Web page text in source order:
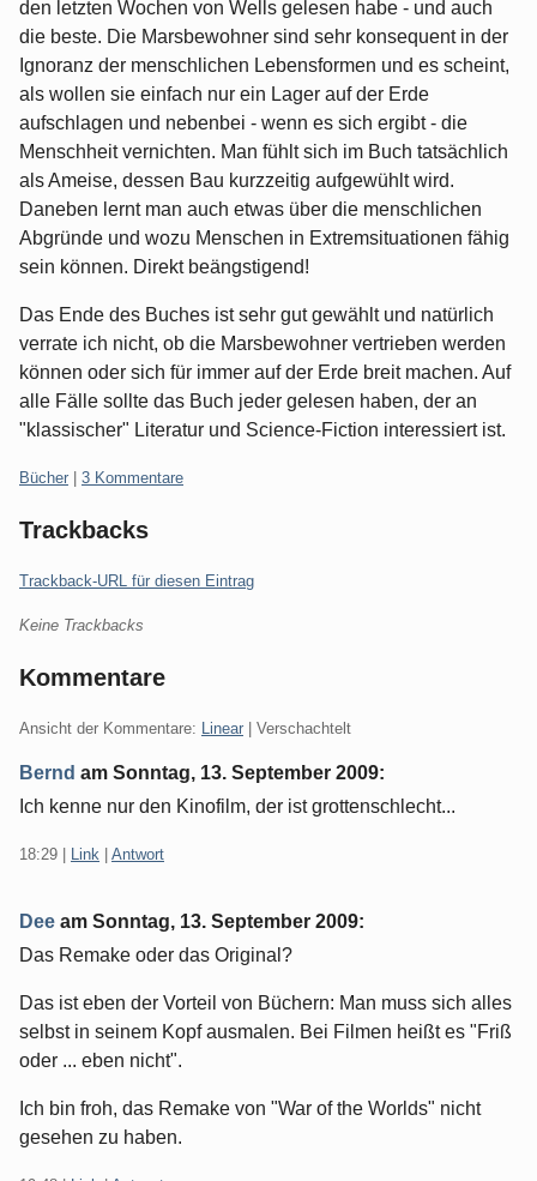
den letzten Wochen von Wells gelesen habe - und auch
die beste. Die Marsbewohner sind sehr konsequent in der
Ignoranz der menschlichen Lebensformen und es scheint,
als wollen sie einfach nur ein Lager auf der Erde
aufschlagen und nebenbei - wenn es sich ergibt - die
Menschheit vernichten. Man fühlt sich im Buch tatsächlich
als Ameise, dessen Bau kurzzeitig aufgewühlt wird.
Daneben lernt man auch etwas über die menschlichen
Abgründe und wozu Menschen in Extremsituationen fähig
sein können. Direkt beängstigend!
Das Ende des Buches ist sehr gut gewählt und natürlich
verrate ich nicht, ob die Marsbewohner vertrieben werden
können oder sich für immer auf der Erde breit machen. Auf
alle Fälle sollte das Buch jeder gelesen haben, der an
"klassischer" Literatur und Science-Fiction interessiert ist.
Kategorien:
Bücher 3 Kommentare
Trackbacks
Trackback-URL für diesen Eintrag
Keine Trackbacks
Kommentare
Ansicht der Kommentare: Linear | Verschachtelt
Bernd am Sonntag, 13. September 2009:
Ich kenne nur den Kinofilm, der ist grottenschlecht...
18:29 Link Antwort
Dee am Sonntag, 13. September 2009:
Das Remake oder das Original?
Das ist eben der Vorteil von Büchern: Man muss sich alles
selbst in seinem Kopf ausmalen. Bei Filmen heißt es "Friß
oder ... eben nicht".
Ich bin froh, das Remake von "War of the Worlds" nicht
gesehen zu haben.